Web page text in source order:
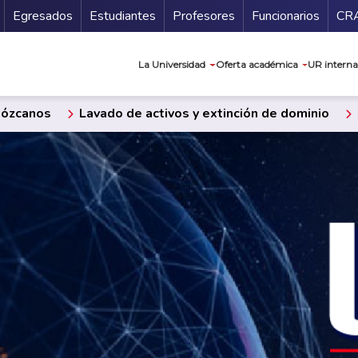
Secundario
Egresados Estudiantes Profesores Funcionarios
La Universidad Oferta académica UR
Lavado de activos y extinción de dominio